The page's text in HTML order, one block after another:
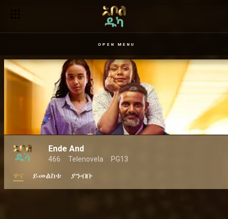
OPEN MENU
Ende And
466 Telenovela PG13
ዋና ይመልከቱ ያንብቡ